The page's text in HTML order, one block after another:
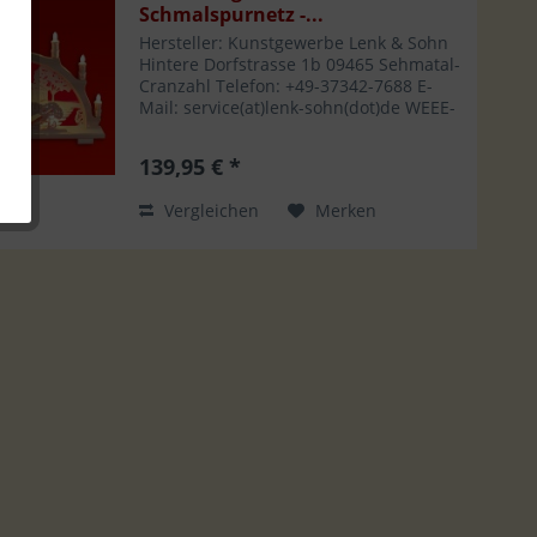
Schmalspurnetz -...
Hersteller: Kunstgewerbe Lenk & Sohn
Hintere Dorfstrasse 1b 09465 Sehmatal-
Cranzahl Telefon: +49-37342-7688 E-
Mail: service(at)lenk-sohn(dot)de WEEE-
139,95 € *
Vergleichen Merken